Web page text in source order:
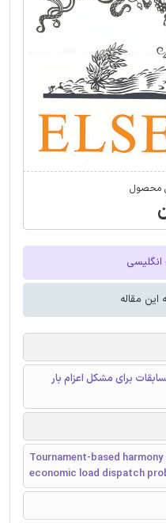
محصول
انگلیسی
مقاله
برای مشکل اعزام بار
Tournament-based
economic load dispatch